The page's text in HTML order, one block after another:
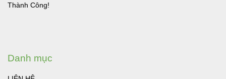
Thành Công!
Danh mục